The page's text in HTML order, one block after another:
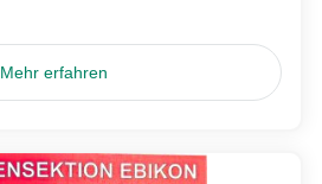
Mehr erfahren